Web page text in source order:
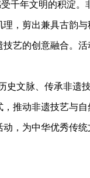
千年文明的积淀。
，剪出兼具古韵
艺的创意融合。活
史文脉、传承非遗
，推动非遗技艺与
，为中华优秀传